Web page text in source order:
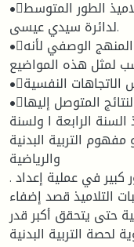
•عينة الدراسة : ما يقارب 10% . من التلاميذ الطور المتوسط
لدائرة سيدي عيسى.
•المنهج المتبع في الدراسة : هو المنهج الوصفي لأنه
لمثل هذه المواضيع.
•أدوات الدراسة: مقياس الاتجاهات النفسية.
•النتائج المتوصل إليها :
الرابعة ا ولسنة
التربية البدنية
والرياضية
. إن لدراسة الاتجاهات النفسية دور كبير في عملية إعداد
التلاميذ قصد إضفاء -
حتى يتحقق أكبر قدر
لحصة التربية البدنية.